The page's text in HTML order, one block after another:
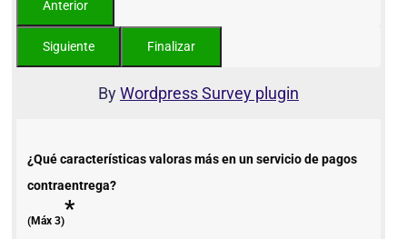
ByWordpress Survey plugin
¿Qué características valoras más en un servicio de pagos
contraentrega?
(Máx 3)*